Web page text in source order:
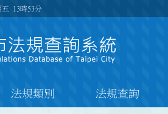
五 13時53分
法規類別 法規查詢